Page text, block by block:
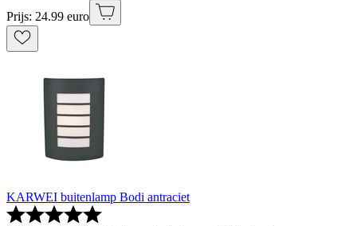
Prijs: 24.99 euro
KARWEI buitenlamp Bodi antraciet